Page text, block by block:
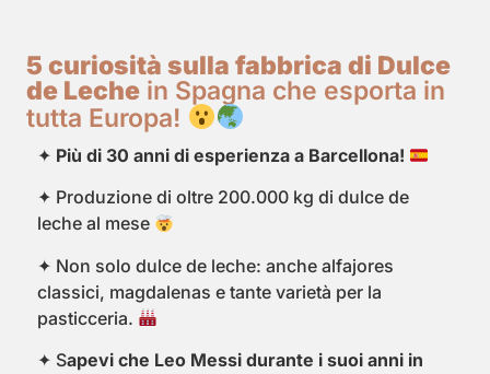
5 curiosità sulla fabbrica di Dulce
de Leche in Spagna che esporta in
tutta Europa!
✦ Più di 30 anni di esperienza a Barcellona!
✦ Produzione di oltre 200.000 kg di dulce de
leche al mese
✦ Non solo dulce de leche: anche alfajores
classici, magdalenas e tante varietà per la
pasticceria.
✦ Sapevi che Leo Messi durante i suoi anni in